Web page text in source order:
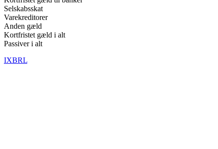
Selskabsskat
Varekreditorer
Anden gæld
Kortfristet gæld i alt
Passiver i alt
IXBRL